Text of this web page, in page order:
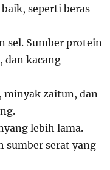
seperti beras
sel. Sumber protein
dan kacang-
minyak zaitun, dan
lebih lama.
sumber serat yang